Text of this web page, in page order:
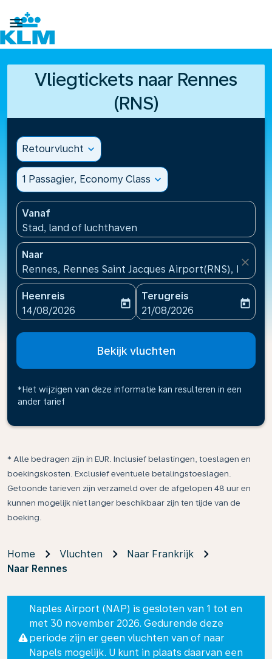

Vliegtickets naar Rennes
(RNS)
Retourvlucht expand_more
1 Passagier, Economy Class expand_more
Vanaf
Stad, land of luchthaven
Naar
Rennes, Rennes Saint Jacques Airport(RNS),
close
Heenreis
fc-booking-departure-date-aria-label
14/08/2026
today
Terugreis
fc-booking-return-date-
21/08/2026
today
Bekijk vluchten
*Het wijzigen van deze informatie kan resulteren in een
ander tarief
* Alle bedragen zijn in EUR. Inclusief belastingen, toeslagen en
boekingskosten. Exclusief eventuele betalingstoeslagen.
Getoonde tarieven zijn verzameld over de afgelopen 48 uur en
kunnen mogelijk niet langer beschikbaar zijn ten tijde van de
boeking.
Home Vluchten
Naar Frankrijk
Naar Rennes
Naples Airport (NAP) is gesloten van 1 tot en
met 30 november 2026. Gedurende deze
periode zijn er geen vluchten van of naar
Napels mogelijk. U kunt in plaats daarvan een